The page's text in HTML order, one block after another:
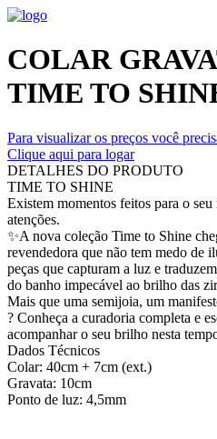
COLAR
TIME TO
Para visualizar os preços você
Clique aqui para logar
DETALHES DO PRODUTO
TIME TO SHINE
Existem momentos feitos para o
atenções.
✨A nova coleção Time to Shine
revendedora que não tem medo de
peças que capturam a luz e
do banho impecável ao brilho das
Mais que uma semijoia, um
? Conheça a curadoria completa e
acompanhar o seu brilho nesta
Dados Técnicos
Colar: 40cm + 7cm (ext.)
Gravata: 10cm
Ponto de luz: 4,5mm